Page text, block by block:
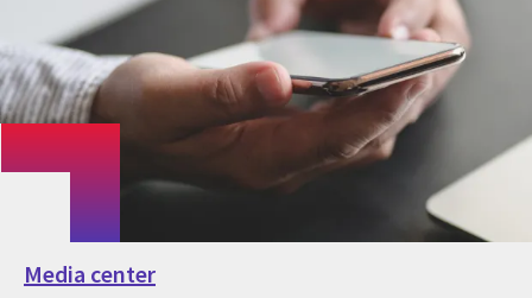
Media center